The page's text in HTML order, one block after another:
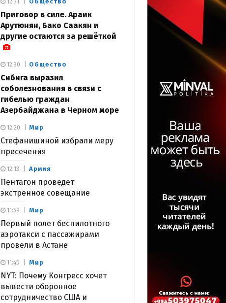
Приговор в силе. Араик
Арутюнян, Бако Саакян и
другие остаются за решёткой
12:31
Общество
Сибига выразил
соболезнования в связи с
гибелью граждан
Азербайджана в Черном море
12:30
Мир
Стефанишиной избрали меру
пресечения
12:20
Армия
Пентагон проведет
экстренное совещание
12:13
Мир
Первый полет беспилотного
аэротакси с пассажирами
провели в Астане
11:59
Мир
NYT: Почему Конгресс хочет
вывести оборонное
сотрудничество США и
11:45